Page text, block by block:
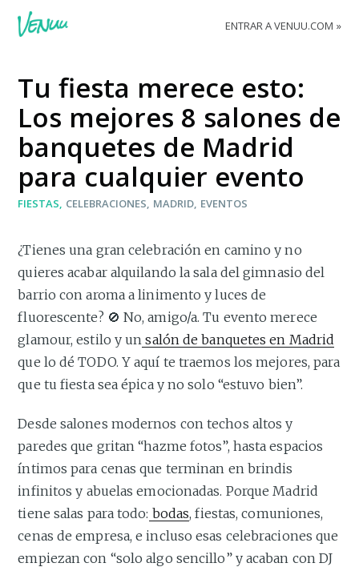
ENTRAR A VENUU.COM
Tu fiesta merece esto:
Los mejores 8 salones de
banquetes de Madrid
para cualquier evento
FIESTAS CELEBRACIONES MADRID EVENTOS
¿Tienes una gran celebración en camino y no
quieres acabar alquilando la sala del gimnasio del
barrio con aroma a linimento y luces de
fluorescente? 🚫 No, amigo/a. Tu evento merece
glamour, estilo y un salón de banquetes en Madrid
que lo dé TODO. Y aquí te traemos los mejores, para
que tu fiesta sea épica y no solo “estuvo bien”.
Desde salones modernos con techos altos y
paredes que gritan “hazme fotos”, hasta espacios
íntimos para cenas que terminan en brindis
infinitos y abuelas emocionadas. Porque Madrid
tiene salas para todo: bodas, fiestas, comuniones,
cenas de empresa, e incluso esas celebraciones que
empiezan con “solo algo sencillo” y acaban con DJ